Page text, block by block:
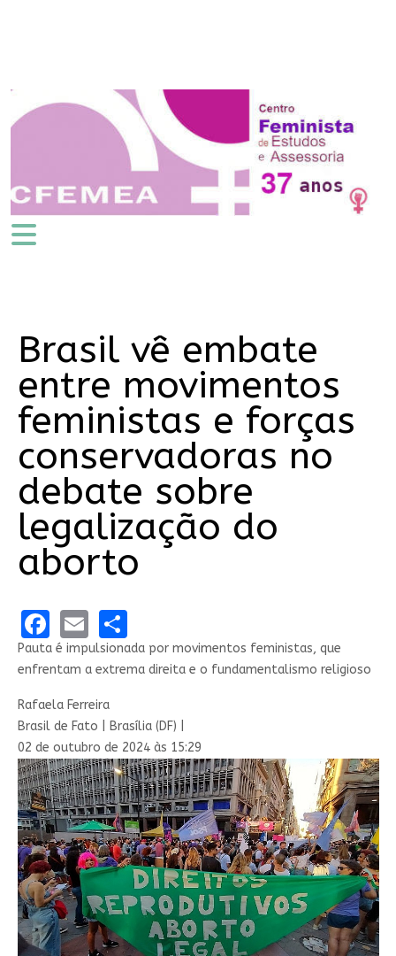
Brasil vê embate
entre movimentos
feministas e forças
conservadoras no
debate sobre
legalização do
aborto
Facebook
EmailShare
Pauta é impulsionada por movimentos feministas, que
enfrentam a extrema direita e o fundamentalismo religioso
Rafaela Ferreira
Brasil de Fato | Brasília (DF) |
02 de outubro de 2024 às 15:29